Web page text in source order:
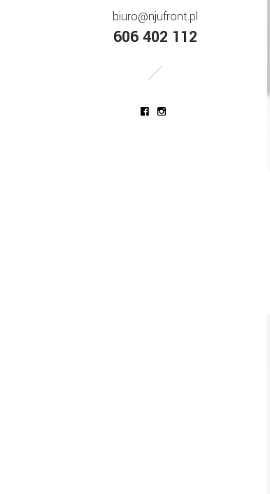
biuro@njufront.pl
606 402 112